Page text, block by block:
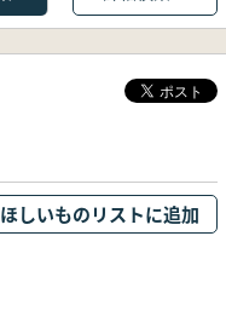
ほしいものリストに追加